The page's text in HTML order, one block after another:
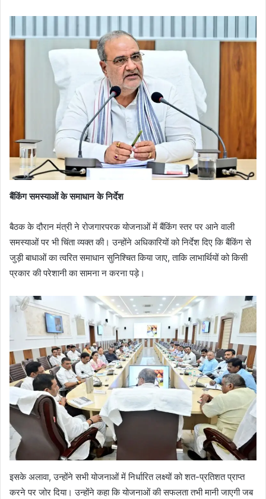
बैंकिंग समस्याओं के समाधान के निर्देश
बैठक के दौरान मंत्री ने रोजगारपरक योजनाओं में बैंकिंग स्तर पर आने वाली
समस्याओं पर भी चिंता व्यक्त की। उन्होंने अधिकारियों को निर्देश दिए कि बैंकिंग से
जुड़ी बाधाओं का त्वरित समाधान सुनिश्चित किया जाए, ताकि लाभार्थियों को किसी
प्रकार की परेशानी का सामना न करना पड़े।
इसके अलावा, उन्होंने सभी योजनाओं में निर्धारित लक्ष्यों को शत-प्रतिशत प्राप्त
करने पर जोर दिया। उन्होंने कहा कि योजनाओं की सफलता तभी मानी जाएगी जब